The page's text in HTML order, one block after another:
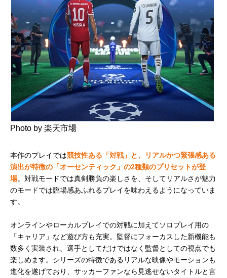
Photo by 楽天市場
本作のプレイでは競技性ある「対戦」と、リアルかつ緊張感ある
演出が特徴の「オーセンティック」の2種類のプリセットが登
場。対戦モードでは真剣勝負の楽しさを、そしてリアルさが魅力
のモードでは臨場感あふれるプレイを味わえるようになっていま
す。
オンラインやローカルプレイでの対戦に加えてソロプレイ用の
「キャリア」など遊び方も充実。監督にフォーカスした新機能も
数多く実装され、選手としてだけではなく監督としての視点でも
楽しめます。シリーズの特徴であるリアルな映像やモーションも
進化を遂げており、サッカーファンなら見逃せないタイトルと言